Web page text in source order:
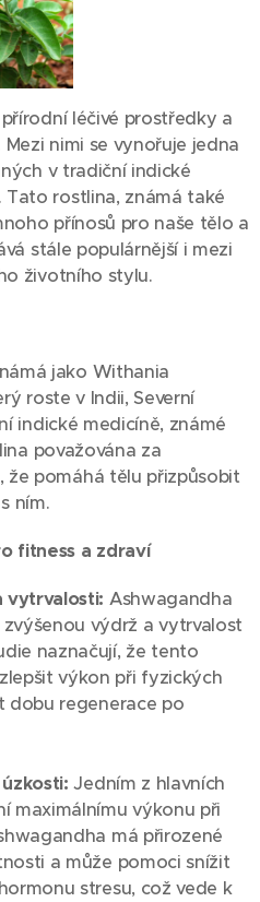
léčivé prostředky a
nimi se vynořuje jedna
v tradiční indické
rostlina, známá také
přínosů pro naše tělo a
stále populárnější i mezi
životního stylu.
jako Withania
roste v Indii, Severní
indické medicíně, známé
považována za
že pomáhá tělu přizpůsobit
ním.
fitness a zdraví
vytrvalosti: Ashwagandha
výdrž a vytrvalost
naznačují, že tento
výkon při fyzických
dobu regenerace po
Jedním z hlavních
maximálnímu výkonu při
má přirozené
a může pomoci snížit
stresu, což vede k